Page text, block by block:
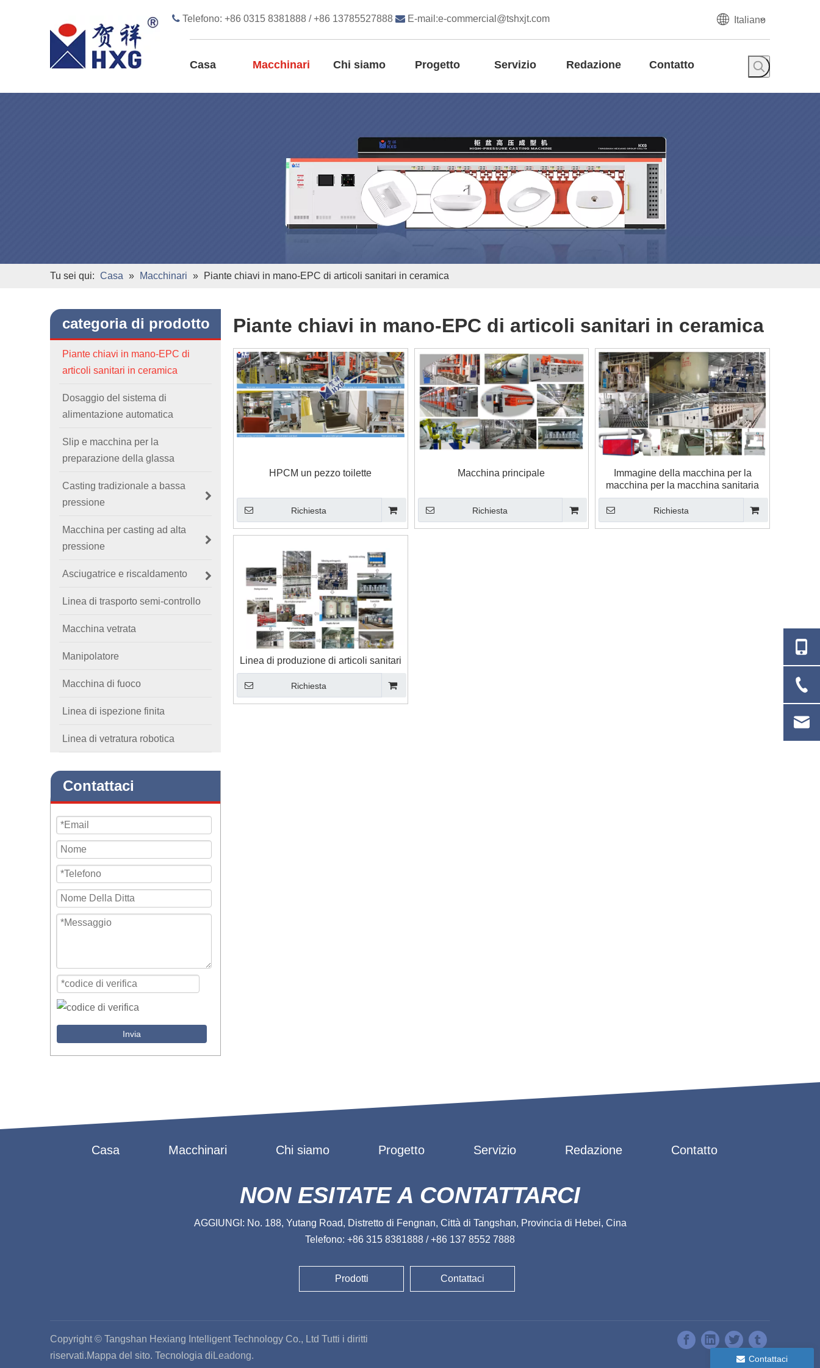
 Telefono: +86 0315 8381888 / +86 13785527888  E-mail:e-commercial@tshxjt.com Italiano
Casa Macchinari Chi siamo Progetto Servizio Redazione Contatto
Tu sei qui: Casa » Macchinari » Piante chiavi in ​​mano-EPC di articoli sanitari in ceramica
categoria di prodotto
Piante chiavi in ​​mano-EPC di
articoli sanitari in ceramica
Dosaggio del sistema di
alimentazione automatica
Slip e macchina per la
preparazione della glassa
Casting tradizionale a bassa
pressione
Macchina per casting ad alta
pressione
Asciugatrice e riscaldamento
Linea di trasporto semi-controllo
Macchina vetrata
Manipolatore
Macchina di fuoco
Linea di ispezione finita
Linea di vetratura robotica
Contattaci
Invia
Piante chiavi in ​​mano-EPC di articoli sanitari in ceramica
HPCM un pezzo toilette
Richiesta
Macchina principale
Richiesta
Immagine della macchina per la
macchina per la macchina sanitaria
Richiesta
Linea di produzione di articoli sanitari
Richiesta
Casa Macchinari Chi siamo Progetto Servizio Redazione Contatto
NON ESITATE A CONTATTARCI
AGGIUNGI: No. 188, Yutang Road, Distretto di Fengnan, Città di Tangshan, Provincia di Hebei, Cina
Telefono: +86 315 8381888 / +86 137 8552 7888
Prodotti Contattaci
Copyright © Tangshan Hexiang Intelligent Technology Co., Ltd Tutti i diritti
riservati.Mappa del sito. Tecnologia di Leadong. Contattaci